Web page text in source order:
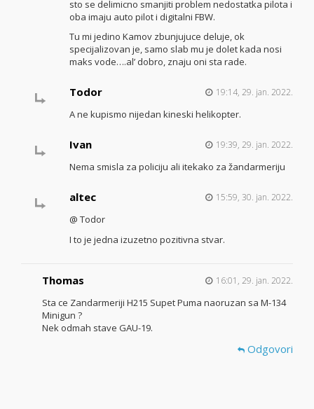
sto se delimicno smanjiti problem nedostatka pilota i
oba imaju auto pilot i digitalni FBW.
Tu mi jedino Kamov zbunjujuce deluje, ok
specijalizovan je, samo slab mu je dolet kada nosi
maks vode….al’ dobro, znaju oni sta rade.
Todor 19:14, 29. jan. 2022.
A ne kupismo nijedan kineski helikopter.
Ivan 19:39, 29. jan. 2022.
Nema smisla za policiju ali itekako za žandarmeriju
altec 15:59, 30. jan. 2022.
@ Todor
I to je jedna izuzetno pozitivna stvar.
Thomas 16:01, 29. jan. 2022.
Sta ce Zandarmeriji H215 Supet Puma naoruzan sa M-134
Minigun ?
Nek odmah stave GAU-19.
Odgovori